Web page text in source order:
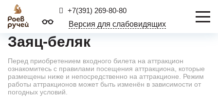
+7(391) 269-80-80
Версия для слабовидящих
Заяц-беляк
Перед приобретением входного билета на аттракцион
ознакомитесь с правилами посещения аттракциона, которые
размещены ниже и непосредственно на аттракционе. Режим
работы аттракционов может быть изменён в зависимости от
погодных условий.